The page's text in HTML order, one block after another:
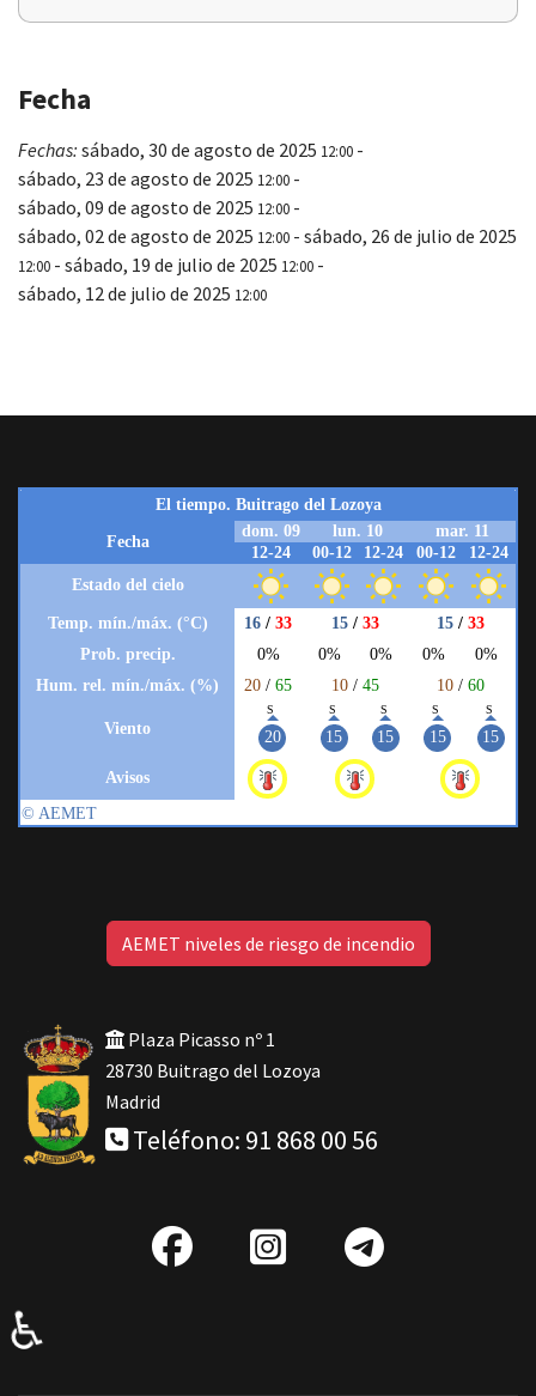
Fecha
Fechas: sábado, 30 de agosto de 2025 12:00 -
sábado, 23 de agosto de 2025 12:00 -
sábado, 09 de agosto de 2025 12:00 -
sábado, 02 de agosto de 2025 12:00 - sábado, 26 de julio de 2025
12:00 - sábado, 19 de julio de 2025 12:00 -
sábado, 12 de julio de 2025 12:00
AEMET niveles de riesgo de incendio
Plaza Picasso nº 1
28730 Buitrago del Lozoya
Madrid
Teléfono: 91 868 00 56
fab
IG